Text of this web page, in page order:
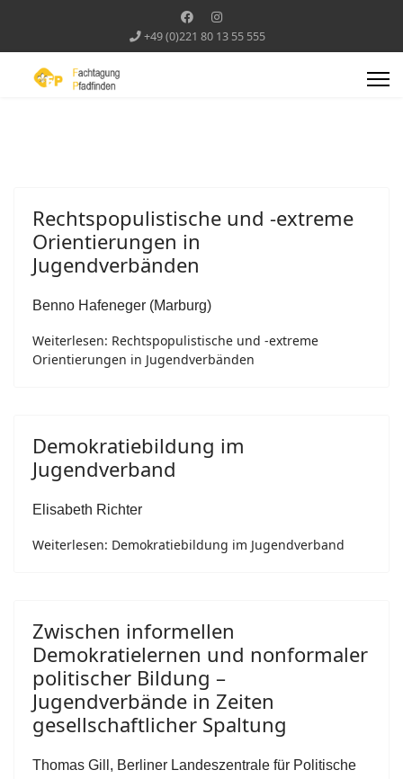
+49 (0)221 80 13 55 555
Rechtspopulistische und -extreme
Orientierungen in
Jugendverbänden
Benno Hafeneger (Marburg)
Weiterlesen: Rechtspopulistische und -extreme
Orientierungen in Jugendverbänden
Demokratiebildung im
Jugendverband
Elisabeth Richter
Weiterlesen: Demokratiebildung im Jugendverband
Zwischen informellen
Demokratielernen und nonformaler
politischer Bildung –
Jugendverbände in Zeiten
gesellschaftlicher Spaltung
Thomas Gill, Berliner Landeszentrale für Politische